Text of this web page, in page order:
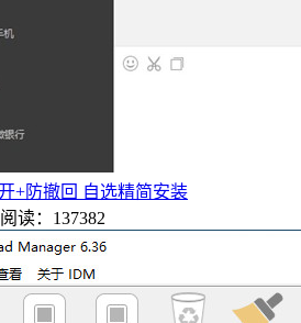
+防撤回 自选精简安装
阅读：137382